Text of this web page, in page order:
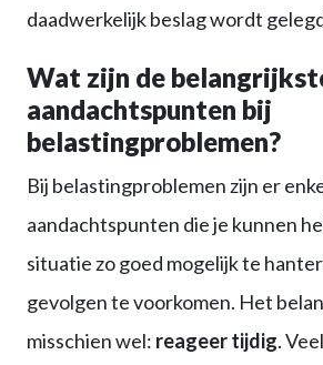
daadwerkelijk beslag wordt
Wat zijn de
aandachtspunten bij
belastingproblemen?
Bij belastingproblemen zijn er
aandachtspunten die je kunnen
situatie zo goed mogelijk te
gevolgen te voorkomen. Het
misschien wel: reageer tijdig.